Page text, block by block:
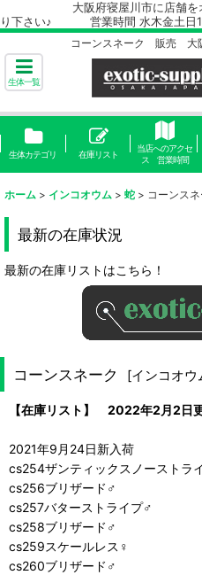
大阪府寝屋川市に店舗をオー
り下さい♪ 営業時間 水木金土日
コーンスネーク 販売 大
生体一覧
生体カテゴリ 在庫リスト
当店へのアクセ
ス 営業時間
ホーム > インコオウム > 蛇 > コーンスネ
最新の在庫状況
最新の在庫リストはこちら！
コーンスネーク [インコオウ
【在庫リスト】 2022年2月2日
2021年9月24日新入荷
cs254ザンティックスノーストラ
cs256ブリザード♂
cs257バターストライプ♂
cs258ブリザード♂
cs259スケールレス♀
cs260ブリザード♂